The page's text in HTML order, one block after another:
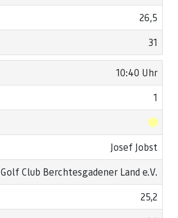
26,5
31
10:40 Uhr
1
Josef Jobst
Golf Club Berchtesgadener Land e.V.
25,2